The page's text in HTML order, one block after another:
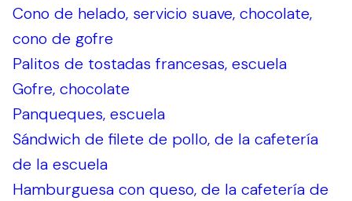
Cono de helado, servicio suave, chocolate,
cono de gofre
Palitos de tostadas francesas, escuela
Gofre, chocolate
Panqueques, escuela
Sándwich de filete de pollo, de la cafetería
de la escuela
Hamburguesa con queso, de la cafetería de